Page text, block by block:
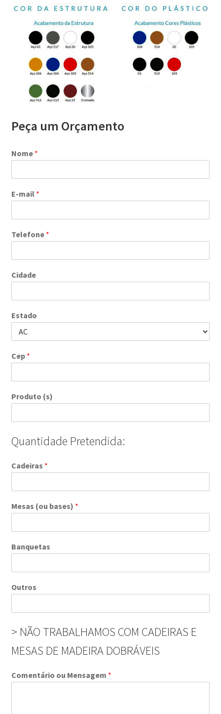
Peça um Orçamento
Nome *
E-mail *
Telefone *
Cidade
Estado
Cep *
Produto (s)
Quantidade Pretendida:
Cadeiras *
Mesas (ou bases) *
Banquetas
Outros
> NÃO TRABALHAMOS COM CADEIRAS E
MESAS DE MADEIRA DOBRÁVEIS
Comentário ou Mensagem *